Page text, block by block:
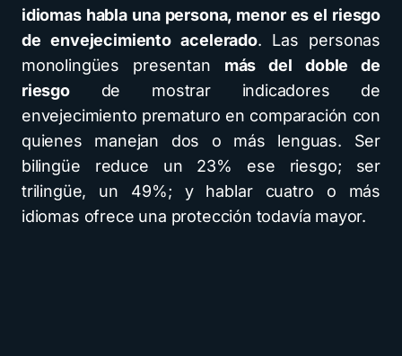
idiomas habla una persona, menor es el riesgo
de envejecimiento acelerado. Las personas
monolingües presentan más del doble de
riesgode mostrar indicadores de
envejecimiento prematuro en comparación con
quienes manejan dos o más lenguas. Ser
bilingüe reduce un 23% ese riesgo; ser
trilingüe, un 49%; y hablar cuatro o más
idiomas ofrece una protección todavía mayor.